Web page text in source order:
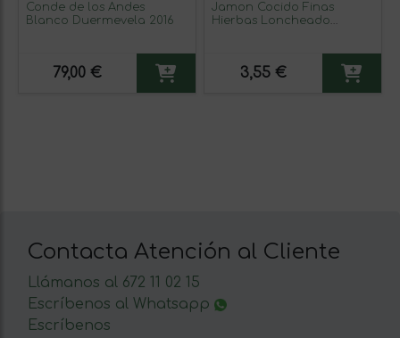
Conde de los Andes
Blanco Duermevela 2016
79,00 €
Jamon Cocido Finas
Hierbas Loncheado
3,55 €
Contacta Atención al Cliente
Llámanos al 672 11 02 15
Escríbenos al Whatsapp
Escríbenos